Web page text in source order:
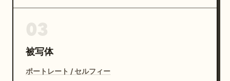
被写体
ポートレート / セルフィー